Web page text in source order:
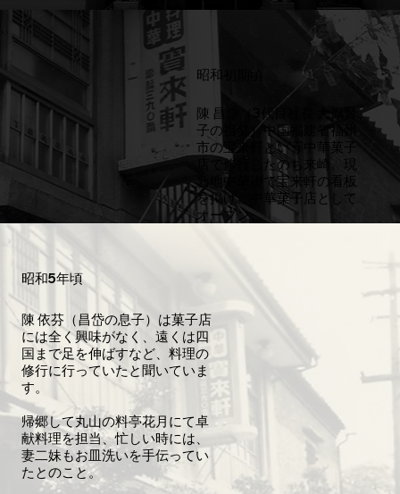
昭和初期頃
陳 昌岱（3代目社長 大原賢
子の祖父）中国福建省福州
市の宝来軒という中華菓子
店で修行したのち来崎。現
新地中華街で宝来軒の看板
を掲げ、中華菓子店として
オープン。
昭和5年頃
陳 依芬（昌岱の息子）は菓子店
には全く興味がなく、遠くは四
国まで足を伸ばすなど、料理の
修行に行っていたと聞いていま
す。
帰郷して丸山の料亭花月にて卓
献料理を担当、忙しい時には、
妻二妹もお皿洗いを手伝ってい
たとのこと。